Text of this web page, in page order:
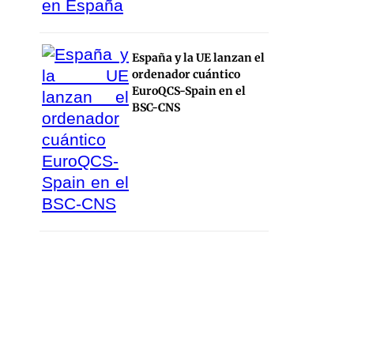
España y la UE lanzan el
ordenador cuántico
EuroQCS-Spain en el
BSC-CNS